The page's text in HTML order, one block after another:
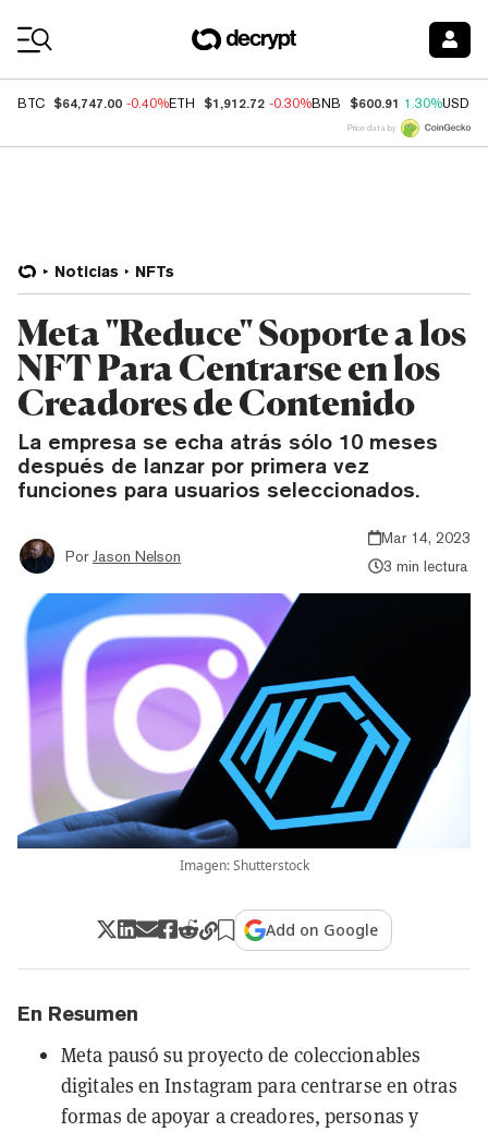
BTC $64,747.00 -0.40%ETH $1,912.72 -0.30%BNB $600.91 1.30%USDC
Price data by
Noticias NFTs
Meta "Reduce" Soporte a los
NFT Para Centrarse en los
Creadores de Contenido
La empresa se echa atrás sólo 10 meses
después de lanzar por primera vez
funciones para usuarios seleccionados.
Por Jason Nelson
Mar 14, 2023
3 min lectura
Imagen: Shutterstock
Add on Google
En Resumen
Meta pausó su proyecto de coleccionables
digitales en Instagram para centrarse en otras
formas de apoyar a creadores, personas y